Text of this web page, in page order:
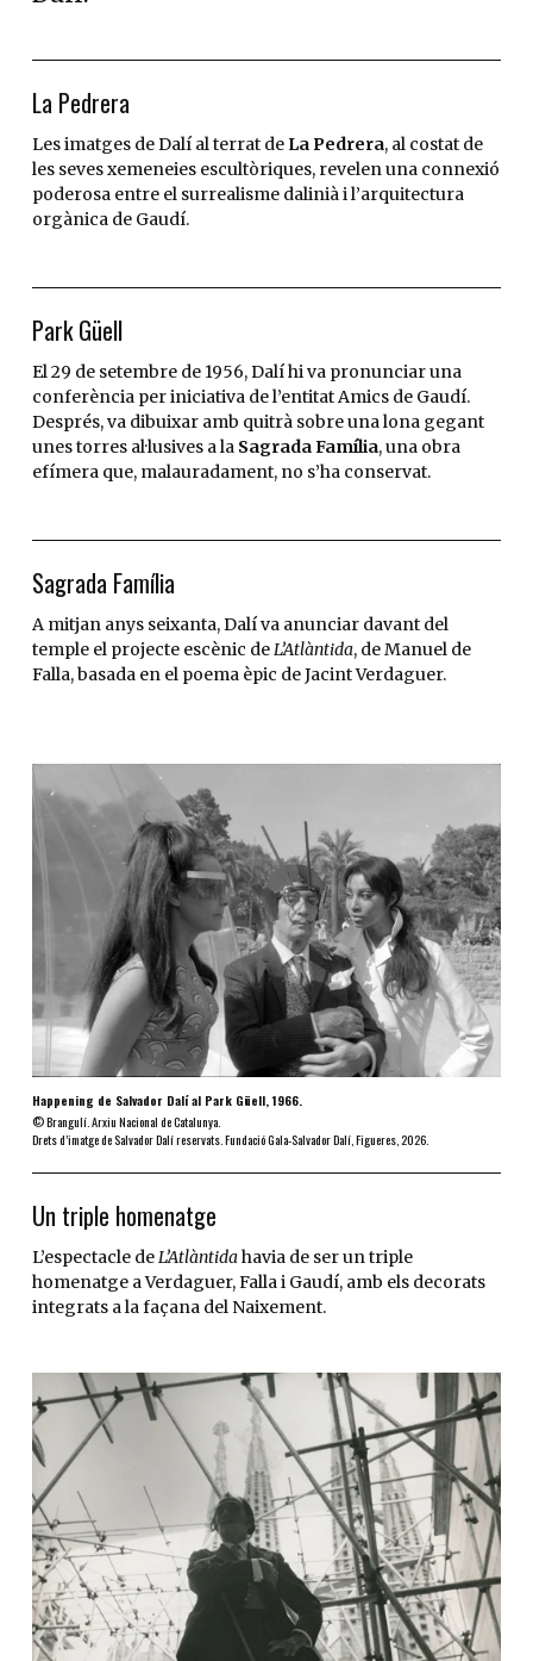
La Pedrera
Les imatges de Dalí al terrat de La Pedrera, al costat de
les seves xemeneies escultòriques, revelen una connexió
poderosa entre el surrealisme dalinià i l’arquitectura
orgànica de Gaudí.
Park Güell
El 29 de setembre de 1956, Dalí hi va pronunciar una
conferència per iniciativa de l’entitat Amics de Gaudí.
Després, va dibuixar amb quitrà sobre una lona gegant
unes torres al·lusives a la Sagrada Família, una obra
efímera que, malauradament, no s’ha conservat.
Sagrada Família
A mitjan anys seixanta, Dalí va anunciar davant del
temple el projecte escènic deL’Atlàntida, de Manuel de
Falla, basada en el poema èpic de Jacint Verdaguer.
Happening de Salvador Dalí al Park Güell, 1966.
© Brangulí. Arxiu Nacional de Catalunya.
Drets d’imatge de Salvador Dalí reservats. Fundació Gala-Salvador Dalí, Figueres, 2026.
Un triple homenatge
L’espectacle deL’Atlàntidahavia de ser un triple
homenatge a Verdaguer, Falla i Gaudí, amb els decorats
integrats a la façana del Naixement.